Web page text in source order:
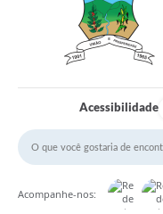
Acessibilidade
Acompanhe-nos: